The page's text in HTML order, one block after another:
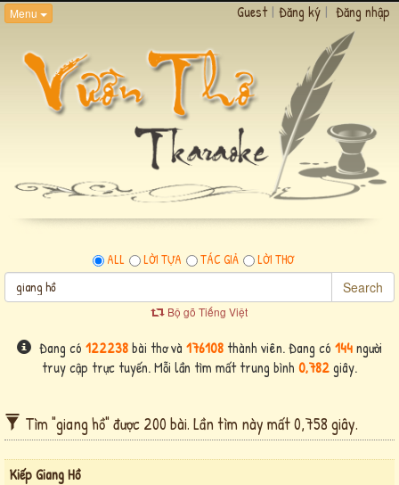
Menu Guest | Đăng ký | Đăng nhập
ALL LỜI TỰA TÁC GIẢ LỜI THƠ
Search
Bộ gõ Tiếng Việt
Đang có 122238bài thơ và 176108 thành viên. Đang có 144người
truy cập trực tuyến. Mỗi lần tìm mất trung bình 0,782giây.
Tìm "giang hồ" được 200 bài. Lần tìm này mất 0,758 giây.
Kiếp Giang Hồ